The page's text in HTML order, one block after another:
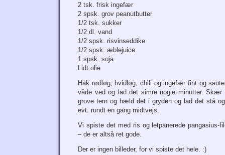
2 tsk. frisk ingefær
2 spsk. grov peanutbutter
1/2 tsk. sukker
1/2 dl. vand
1/2 spsk. risvinseddike
1/2 spsk. æblejuice
1 spsk. soja
Lidt olie
Hak rødløg, hvidløg, chili og ingefær fint og
våde ved og lad det simre nogle minutter.
grove tern og hæld det i gryden og lad det stå
evt. rundt en gang midtvejs.
Vi spiste det med ris og letpanerede pangasius-
– de er altså ret gode.
Der er ingen billeder, for vi spiste det hele. :)